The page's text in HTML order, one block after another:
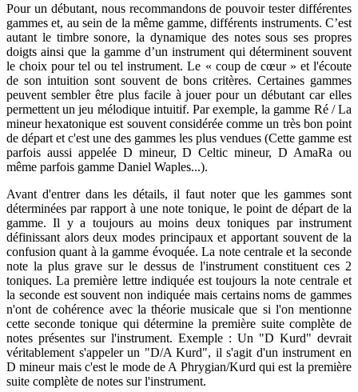
Pour un débutant, nous recommandons de pouvoir tester différentes
gammes et, au sein de la même gamme, différents instruments. C’est
autant le timbre sonore, la dynamique des notes sous ses propres
doigts ainsi que la gamme d’un instrument qui déterminent souvent
le choix pour tel ou tel instrument. Le « coup de cœur » et l'écoute
de son intuition sont souvent de bons critères. Certaines gammes
peuvent sembler être plus facile à jouer pour un débutant car elles
permettent un jeu mélodique intuitif. Par exemple, la gamme Ré / La
mineur hexatonique est souvent considérée comme un très bon point
de départ et c'est une des gammes les plus vendues (Cette gamme est
parfois aussi appelée D mineur, D Celtic mineur, D AmaRa ou
même parfois gamme Daniel Waples...).
Avant d'entrer dans les détails, il faut noter que les gammes sont
déterminées par rapport à une note tonique, le point de départ de la
gamme. Il y a toujours au moins deux toniques par instrument
définissant alors deux modes principaux et apportant souvent de la
confusion quant à la gamme évoquée. La note centrale et la seconde
note la plus grave sur le dessus de l'instrument constituent ces 2
toniques. La première lettre indiquée est toujours la note centrale et
la seconde est souvent non indiquée mais certains noms de gammes
n'ont de cohérence avec la théorie musicale que si l'on mentionne
cette seconde tonique qui détermine la première suite complète de
notes présentes sur l'instrument. Exemple : Un "D Kurd" devrait
véritablement s'appeler un "D/A Kurd", il s'agit d'un instrument en
D mineur mais c'est le mode de A Phrygian/Kurd qui est la première
suite complète de notes sur l'instrument.